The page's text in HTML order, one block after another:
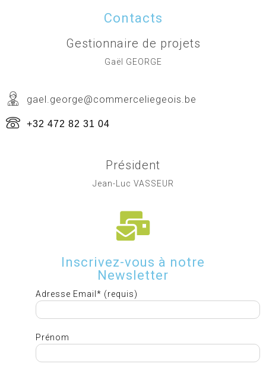
Contacts
Gestionnaire de projets
Gaël GEORGE
gael.george@commerceliegeois.be
+32 472 82 31 04
Président
Jean-Luc VASSEUR
Inscrivez-vous à notre
Newsletter
Adresse Email* (requis)
Prénom